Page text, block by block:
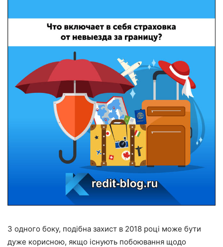
З одного боку, подібна захист в 2018 році може бути
дуже корисною, якщо існують побоювання щодо